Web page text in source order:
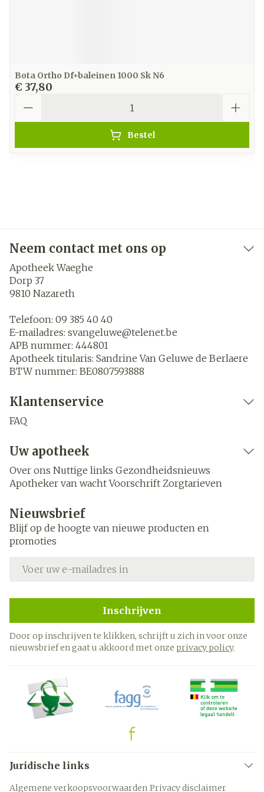
Bota Ortho Df+baleinen 1000 Sk N6
€ 37,80
Bestel
Neem contact met ons op
Apotheek Waeghe
Dorp 37
9810 Nazareth
Telefoon: 09 385 40 40
E-mailadres: svangeluwe@telenet.be
APB nummer: 444801
Apotheek titularis: Sandrine Van Geluwe de Berlaere
BTW nummer: BE0807593888
Klantenservice
FAQ
Uw apotheek
Over ons Nuttige links Gezondheidsnieuws
Apotheker van wacht Voorschrift Zorgtarieven
Nieuwsbrief
Blijf op de hoogte van nieuwe producten en
promoties
Inschrijven
Door op inschrijven te klikken, schrijft u zich in voor onze
nieuwsbrief en gaat u akkoord met onze privacy policy.
Juridische links
Algemene verkoopsvoorwaarden Privacy disclaimer